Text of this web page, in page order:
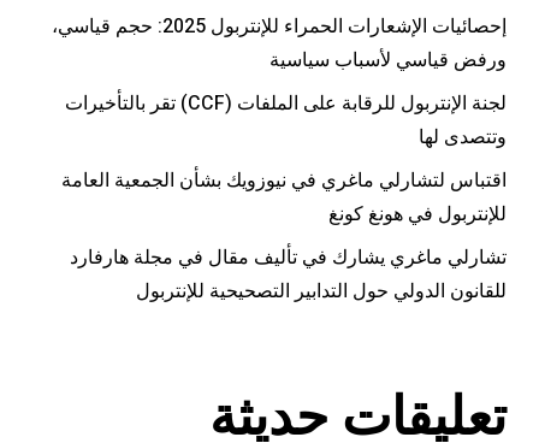
إحصائيات الإشعارات الحمراء للإنتربول 2025: حجم قياسي،
ورفض قياسي لأسباب سياسية
لجنة الإنتربول للرقابة على الملفات (CCF) تقر بالتأخيرات
وتتصدى لها
اقتباس لتشارلي ماغري في نيوزويك بشأن الجمعية العامة
للإنتربول في هونغ كونغ
تشارلي ماغري يشارك في تأليف مقال في مجلة هارفارد
للقانون الدولي حول التدابير التصحيحية للإنتربول
تعليقات حديثة